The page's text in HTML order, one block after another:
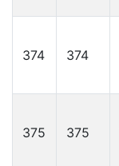
374 374
375 375